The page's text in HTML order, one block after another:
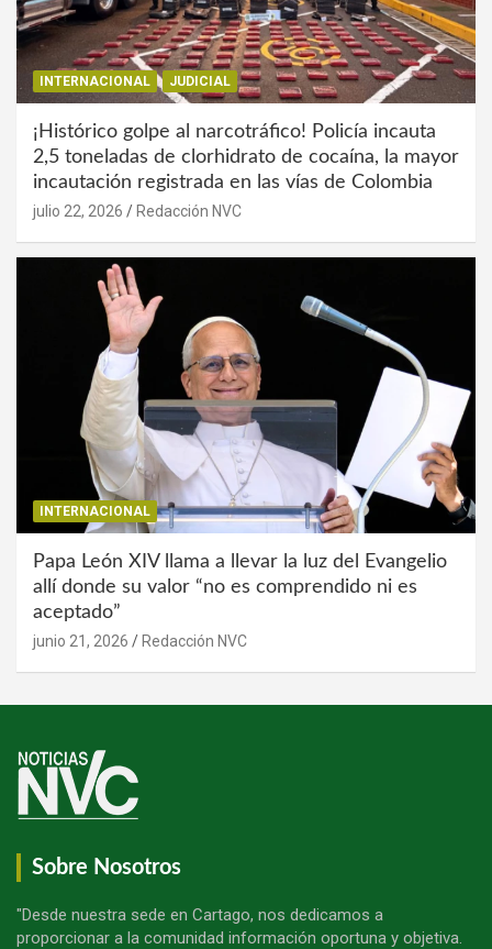
INTERNACIONAL JUDICIAL
¡Histórico golpe al narcotráfico! Policía incauta
2,5 toneladas de clorhidrato de cocaína, la mayor
incautación registrada en las vías de Colombia
julio 22, 2026 Redacción NVC
INTERNACIONAL
Papa León XIV llama a llevar la luz del Evangelio
allí donde su valor “no es comprendido ni es
aceptado”
junio 21, 2026 Redacción NVC
Sobre Nosotros
"Desde nuestra sede en Cartago, nos dedicamos a
proporcionar a la comunidad información oportuna y objetiva.